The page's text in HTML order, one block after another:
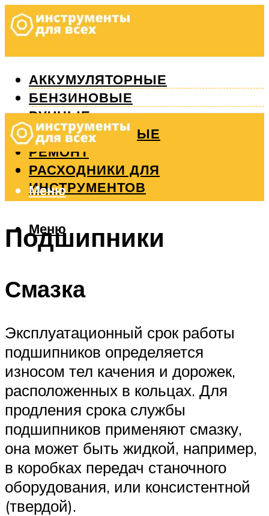
АККУМУЛЯТОРНЫЕ
БЕНЗИНОВЫЕ
РУЧНЫЕ
ИЗМЕРИТЕЛЬНЫЕ
РЕМОНТ
РАСХОДНИКИ ДЛЯ
ИНСТРУМЕНТОВ
Меню
Меню
Подшипники
Смазка
Эксплуатационный срок работы
подшипников определяется
износом тел качения и дорожек,
расположенных в кольцах. Для
продления срока службы
подшипников применяют смазку,
она может быть жидкой, например,
в коробках передач станочного
оборудования, или консистентной
(твердой).